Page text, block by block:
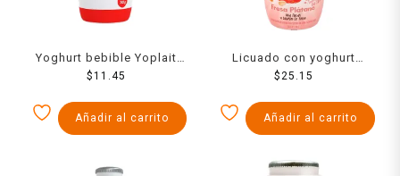
Yoghurt bebible Yoplait
fresa 242 g
$11.45
Añadir al carrito
Licuado con yoghurt
Nestlé fresa plátano con
500 g
$ 25.15
Añadir al carrito